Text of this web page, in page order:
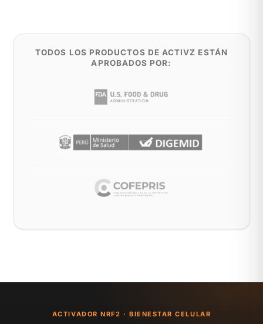
TODOS LOS PRODUCTOS DE ACTIVZ ESTÁN
APROBADOS POR:
ACTIVADOR NRF2 · BIENESTAR CELULAR